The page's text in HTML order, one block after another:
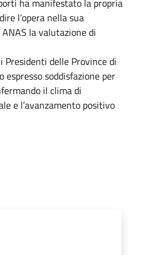
l’opera nella sua
la valutazione di
Presidenti delle Province di
espresso soddisfazione per
il clima di
e l’avanzamento positivo